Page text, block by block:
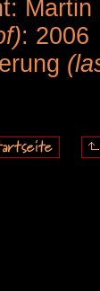
Martin
: 2006